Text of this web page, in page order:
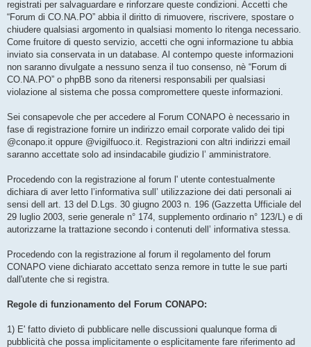
registrati per salvaguardare e rinforzare queste condizioni. Accetti che
“Forum di CO.NA.PO” abbia il diritto di rimuovere, riscrivere, spostare o
chiudere qualsiasi argomento in qualsiasi momento lo ritenga necessario.
Come fruitore di questo servizio, accetti che ogni informazione tu abbia
inviato sia conservata in un database. Al contempo queste informazioni
non saranno divulgate a nessuno senza il tuo consenso, nè “Forum di
CO.NA.PO” o phpBB sono da ritenersi responsabili per qualsiasi
violazione al sistema che possa compromettere queste informazioni.
Sei consapevole che per accedere al Forum CONAPO è necessario in
fase di registrazione fornire un indirizzo email corporate valido dei tipi
@conapo.it oppure @vigilfuoco.it. Registrazioni con altri indirizzi email
saranno accettate solo ad insindacabile giudizio l’ amministratore.
Procedendo con la registrazione al forum l' utente contestualmente
dichiara di aver letto l’informativa sull’ utilizzazione dei dati personali ai
sensi dell art. 13 del D.Lgs. 30 giugno 2003 n. 196 (Gazzetta Ufficiale del
29 luglio 2003, serie generale n° 174, supplemento ordinario n° 123/L) e di
autorizzarne la trattazione secondo i contenuti dell’ informativa stessa.
Procedendo con la registrazione al forum il regolamento del forum
CONAPO viene dichiarato accettato senza remore in tutte le sue parti
dall'utente che si registra.
Regole di funzionamento del Forum CONAPO:
1) E' fatto divieto di pubblicare nelle discussioni qualunque forma di
pubblicità che possa implicitamente o esplicitamente fare riferimento ad